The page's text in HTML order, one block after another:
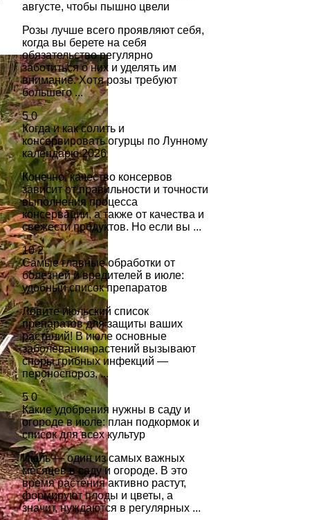
августе, чтобы пышно цвели
Розы лучше всего проявляют себя,
когда вы берете на себя
обязательство регулярно
заботиться о них и уделять им
внимание. Хотя розы требуют
большего ...
5 0
Когда и как солить и
консервировать огурцы по Лунному
календарю 2026
Конечно, качество консервов
зависит от правильности и точности
выполнения процесса
консервации, а также от качества и
свежести продуктов. Но если вы ...
10 2
Самые главные обработки от
болезней и вредителей в июле:
удобный список препаратов
Ловите июльский список
препаратов для защиты ваших
растений! В июле основные
заболевания растений вызывают
споры грибных инфекций —
пероноспороз, ...
5 0
Какие удобрения нужны в саду и
огороде в июле: план подкормок и
список для всех культур
Июль — один из самых важных
месяцев в саду и огороде. В это
время растения активно растут,
формируют плоды и цветы, а
значит, нуждаются в регулярных ...